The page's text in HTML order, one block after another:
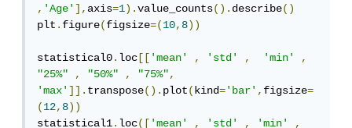
,'Age'],axis=1).value_counts().describe()
plt.figure(figsize=(10,8))
statistical0.loc [['mean' , 'std' , 'min'
,
"25%"
, "50%" , "75%",
'max']].transpose().plot(kind='bar',figsize=
(12,8))
statistical1.loc(['mean' , 'std' , 'min'
,